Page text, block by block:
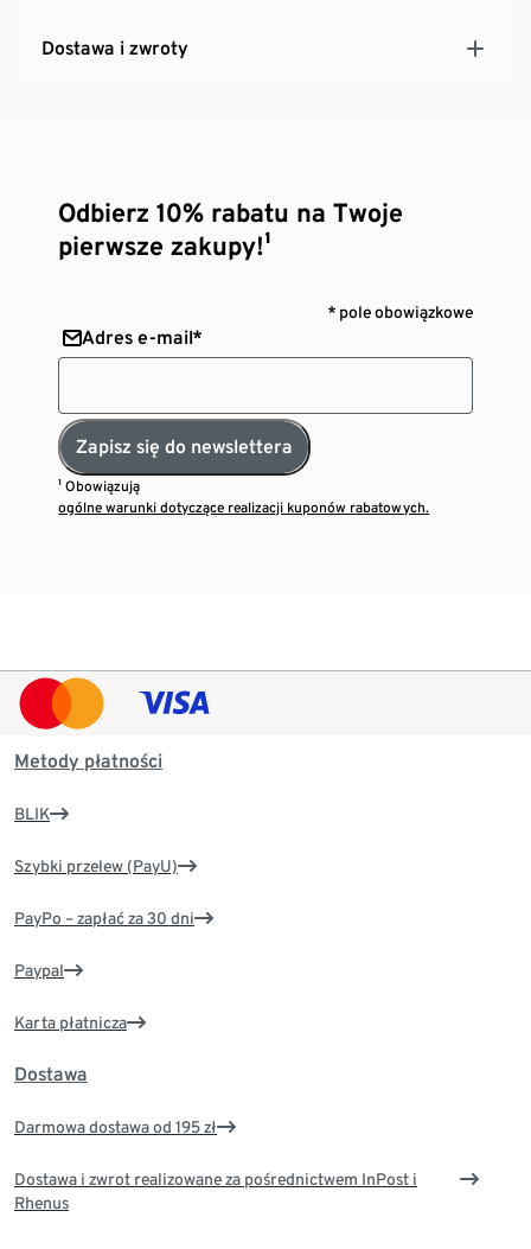
Dostawa i zwroty
Odbierz 10% rabatu na Twoje
pierwsze zakupy!¹
* pole obowiązkowe
Adres e-mail*
Zapisz się do newslettera
¹ Obowiązują
ogólne warunki dotyczące realizacji kuponów rabatowych.
Metody płatności
BLIK
Szybki przelew (PayU)
PayPo – zapłać za 30 dni
Paypal
Karta płatnicza
Dostawa
Darmowa dostawa od 195 zł
Dostawa i zwrot realizowane za pośrednictwem InPost i
Rhenus